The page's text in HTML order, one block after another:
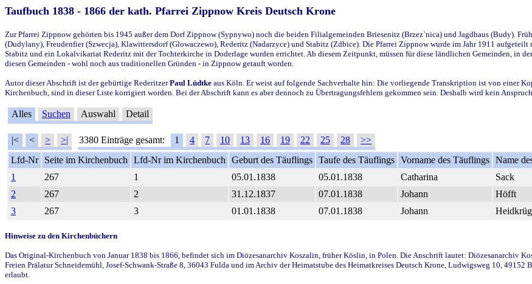
Taufbuch 1838 - 1866 der kath. Pfarrei Zippnow Kreis Deutsch Krone
Zur Pfarrei Zippnow gehörten bis 1945 außer dem Dorf Zippnow (Sypnywo) noch die beiden Filialgemeinden Briesenitz (Brzez`nica) und Jagdhaus (Budy).
(Dudylany), Freudenfier (Szwecja), Klawittersdorf (Glowaczewo), Rederitz (Nadarzyce) und Stabitz (Zdbice). Die Pfarrei Zippnow wurde im Jahr 1911
Stabitz und ein Lokalvikariat Rederitz mit der Tochterkirche in Doderlage wurden errichtet. Ab diesem Zeitpunkt, müssen für diese ländlichen Gemeinden, in
diesen Gemeinden - wohl noch aus traditionellen Gründen - in Zippnow getauft worden.
Autor dieser Abschrift ist der gebürtige RederitzerPaul Lüdtke aus Köln. Er weist auf folgende Sachverhalte hin: Die vorliegende Transkription ist von einer
Kirchenbuch, sind in dieser Liste korrigiert worden. Bei der Abschrift kann es aber dennoch zu Übertragungsfehlern gekommen sein. Deshalb wird kein
Alles Suchen Auswahl Detail
|< < > >| 3380 Einträge gesamt: 1 4 7 10 13 16 19 22 25 28
>>
Lfd-Nr
Seite im Kirchenbuch Lfd-Nr im Kirchenbuch Geburt des Täuflings Taufe des Täuflings Vorname des Täuflings Name
1
267 1 05.01.1838 05.01.1838 Catharina Sack
2
267 2 31.12.1837 07.01.1838 Johann Höfft
3
267 3 01.01.1838 07.01.1838 Johann
Hinweise zu den Kirchenbüchern
Das Original-Kirchenbuch von Januar 1838 bis 1866, befindet sich im Diözesanarchiv Koszalin, früher Köslin, in Polen. Die Anschrift lautet: Diözesanarchiv
Freien Prälatur Schneidemühl, Josef-Schwank-Straße 8, 36043 Fulda und im Archiv der Heimatstube des Heimatkreises Deutsch Krone, Ludwigsweg 10,
erlaubt.